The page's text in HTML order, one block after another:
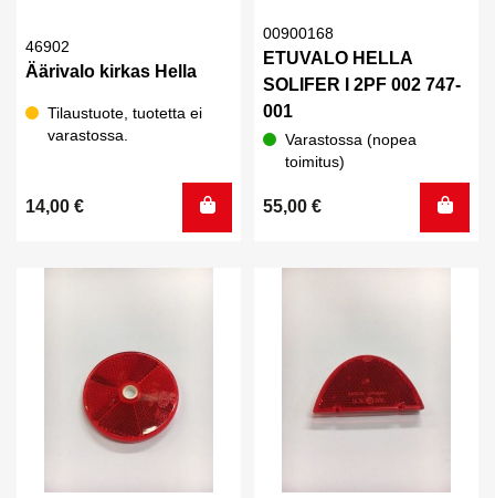
46902
Äärivalo kirkas Hella
Tilaustuote, tuotetta ei
varastossa.
14,00 €
00900168
ETUVALO HELLA
SOLIFER I 2PF 002 747-
001
Varastossa (nopea
toimitus)
55,00 €